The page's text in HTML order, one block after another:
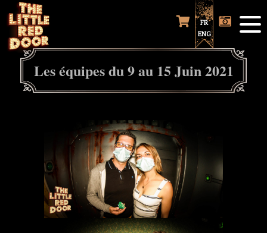
FR
ENG
Les équipes du 9 au 15 Juin 2021